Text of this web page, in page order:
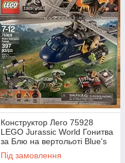
Конструктор Лего 75928
LEGO Jurassic World Гонитва
за Блю на вертольоті Blue's
Helicopter Pursuit
Під замовлення